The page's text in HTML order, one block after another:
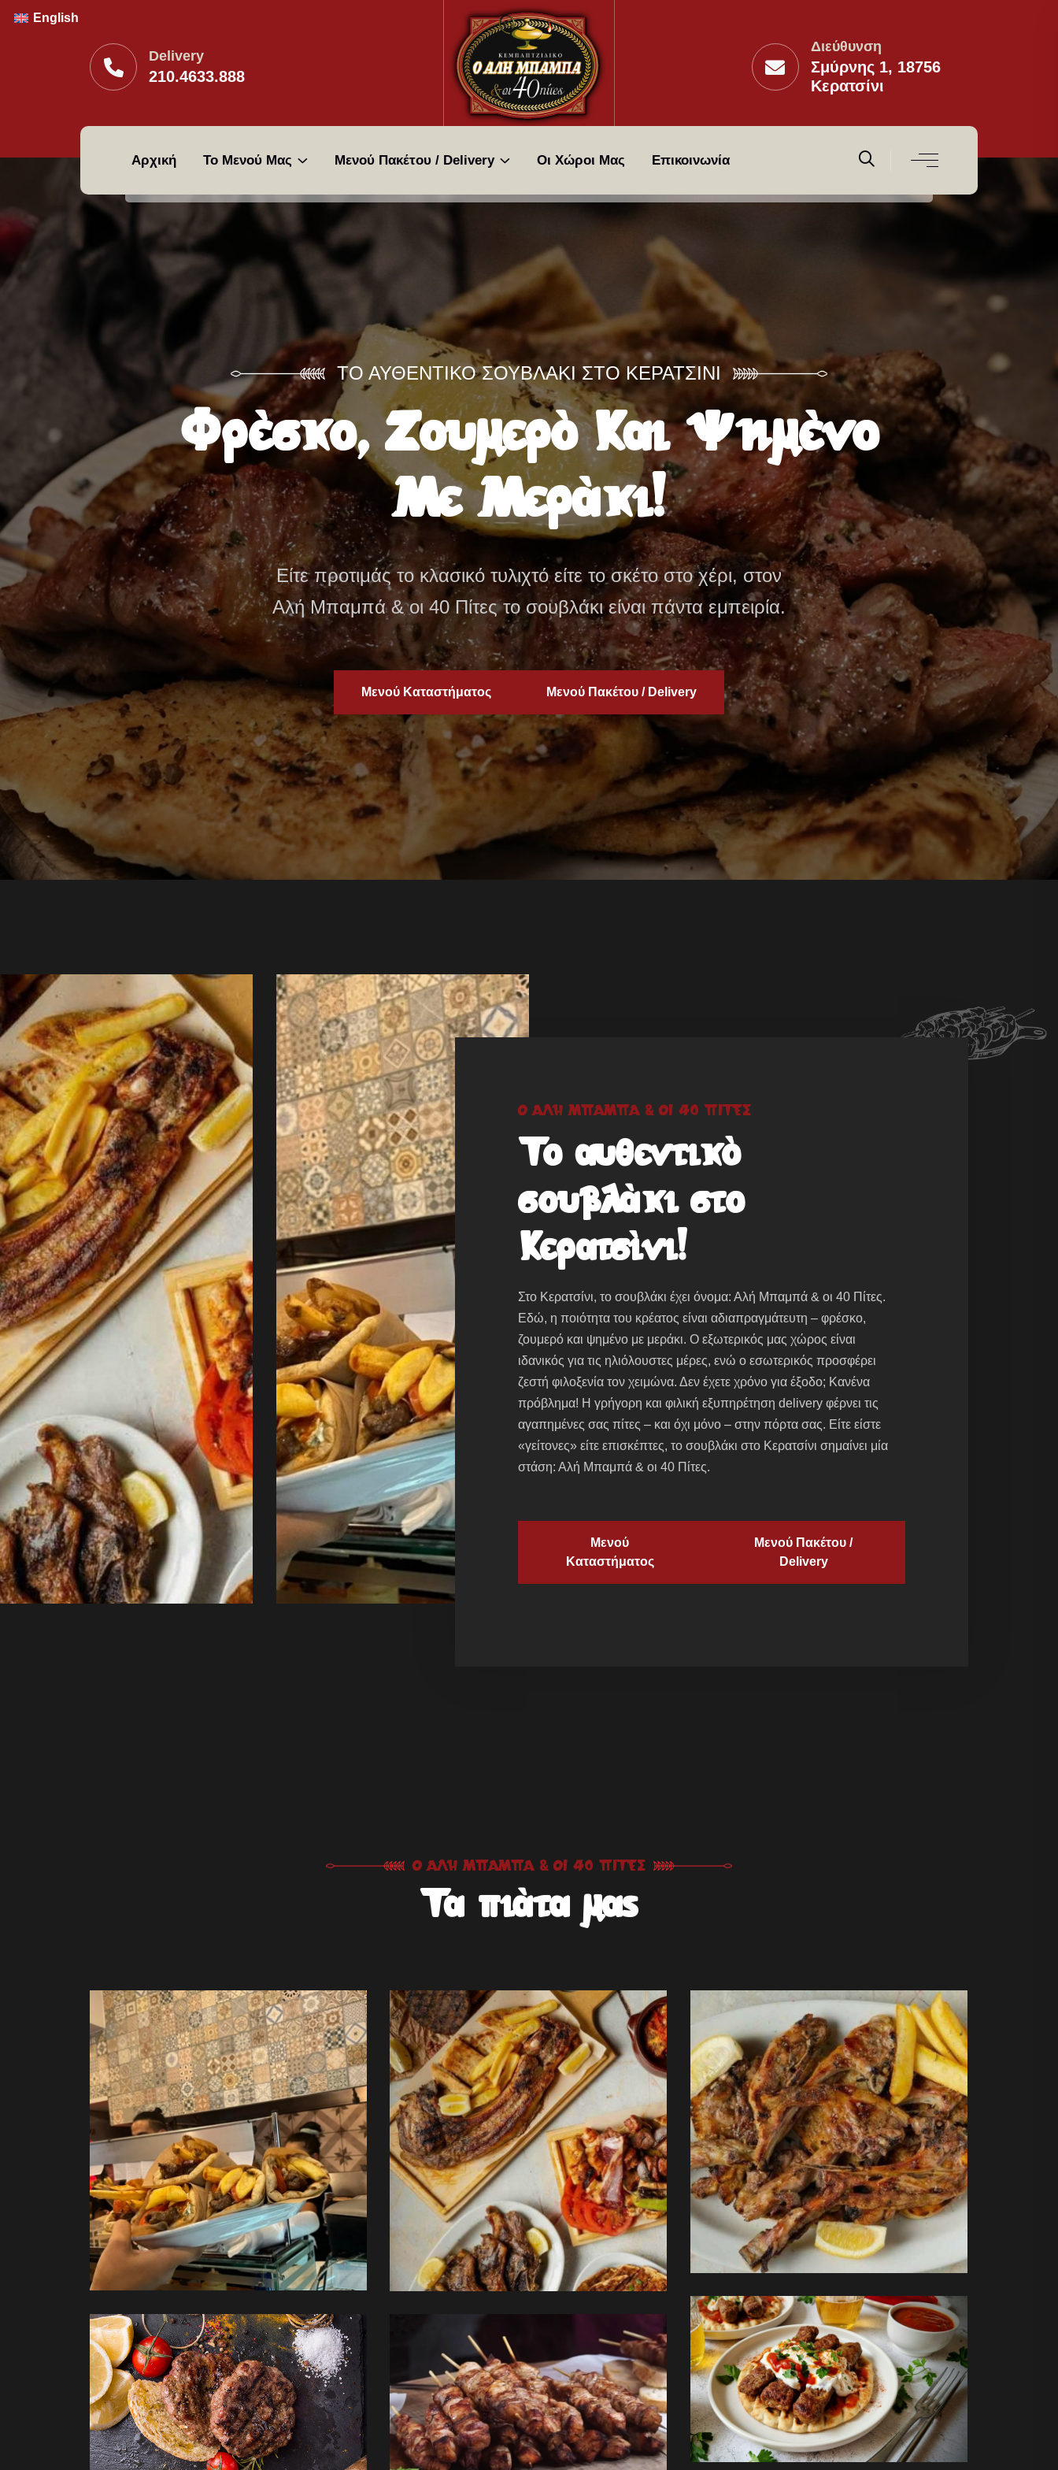
English
Delivery
210.4633.888
Διεύθυνση
Σμύρνης 1, 18756
Κερατσίνι
Αρχική Το Μενού Μας Μενού Πακέτου / Delivery Οι Χώροι Μας Επικοινωνία
ΓΙΑ ΌΣΟΥΣ ΘΈΛΟΥΝ... ΚΑΝΟΝΙΚΌ ΦΑΓΗΤΌ!
Πλούσιες Μερίδες, Αυθεντικές
Γεύσεις.
Από ζουμερά καλαμάκια μέχρι χειροποίητες πατάτες και
σαλάτες, οι μερίδες μας γεμίζουν το τραπέζι και την όρεξή σου.
Μενού Καταστήματος Μενού Πακέτου / Delivery
Ο ΑΛΉ ΜΠΑΜΠΆ & ΟΙ 40 ΠΊΤΕΣ
Το αυθεντικό
σουβλάκι στο
Κερατσίνι!
Στο Κερατσίνι, το σουβλάκι έχει όνομα: Αλή Μπαμπά & οι 40 Πίτες.
Εδώ, η ποιότητα του κρέατος είναι αδιαπραγμάτευτη – φρέσκο,
ζουμερό και ψημένο με μεράκι. Ο εξωτερικός μας χώρος είναι
ιδανικός για τις ηλιόλουστες μέρες, ενώ ο εσωτερικός προσφέρει
ζεστή φιλοξενία τον χειμώνα. Δεν έχετε χρόνο για έξοδο; Κανένα
πρόβλημα! Η γρήγορη και φιλική εξυπηρέτηση delivery φέρνει τις
αγαπημένες σας πίτες – και όχι μόνο – στην πόρτα σας. Είτε είστε
«γείτονες» είτε επισκέπτες, το σουβλάκι στο Κερατσίνι σημαίνει μία
στάση: Αλή Μπαμπά & οι 40 Πίτες.
Μενού
Καταστήματος
Μενού Πακέτου /
Delivery
Ο ΑΛΉ ΜΠΑΜΠΆ & ΟΙ 40 ΠΊΤΕΣ
Τα πιάτα μας